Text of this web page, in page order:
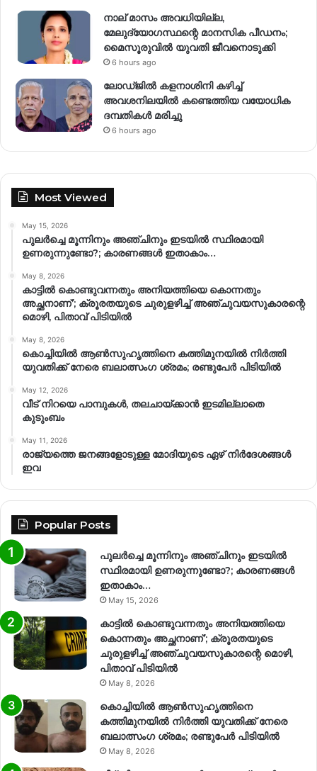
നാല് മാസം അവധിയില്ല,
മേലുദ്യോഗസ്ഥന്റെ മാനസിക പീഡനം;
മൈസൂരുവിൽ യുവതി ജീവനൊടുക്കി
6 hours ago
ലോഡ്ജിൽ കളനാശിനി കഴിച്ച്
അവശനിലയിൽ കണ്ടെത്തിയ വയോധിക
ദമ്പതികൾ മരിച്ചു
6 hours ago
Most Viewed
May 15, 2026
പുലർച്ചെ മൂന്നിനും അഞ്ചിനും ഇടയിൽ സ്ഥിരമായി
ഉണരുന്നുണ്ടോ?; കാരണങ്ങള്‍ ഇതാകാം…
May 8, 2026
കാട്ടിൽ കൊണ്ടുവന്നതും അനിയത്തിയെ കൊന്നതും
അച്ഛനാണ്’; ക്രൂരതയുടെ ചുരുളഴിച്ച് അഞ്ചുവയസുകാരന്റെ
മൊഴി, പിതാവ് പിടിയിൽ
May 8, 2026
കൊച്ചിയിൽ ആൺസുഹൃത്തിനെ കത്തിമുനയിൽ നിർത്തി
യുവതിക്ക് നേരെ ബലാത്സംഗ​ ശ്രമം; രണ്ടുപേർ പിടിയിൽ
May 12, 2026
വീട് നിറയെ പാമ്പുകൾ, തലചായ്ക്കാൻ ഇടമില്ലാതെ
കുടുംബം
May 11, 2026
രാജ്യത്തെ ജനങ്ങളോടുള്ള മോദിയുടെ ഏഴ് നിര്‍ദേശങ്ങള്‍
ഇവ
Popular Posts
പുലർച്ചെ മൂന്നിനും അഞ്ചിനും ഇടയിൽ
സ്ഥിരമായി ഉണരുന്നുണ്ടോ?; കാരണങ്ങള്‍
ഇതാകാം…
May 15, 2026
കാട്ടിൽ കൊണ്ടുവന്നതും അനിയത്തിയെ
കൊന്നതും അച്ഛനാണ്’; ക്രൂരതയുടെ
ചുരുളഴിച്ച് അഞ്ചുവയസുകാരന്റെ മൊഴി,
പിതാവ് പിടിയിൽ
May 8, 2026
കൊച്ചിയിൽ ആൺസുഹൃത്തിനെ
കത്തിമുനയിൽ നിർത്തി യുവതിക്ക് നേരെ
ബലാത്സംഗ​ ശ്രമം; രണ്ടുപേർ പിടിയിൽ
May 8, 2026